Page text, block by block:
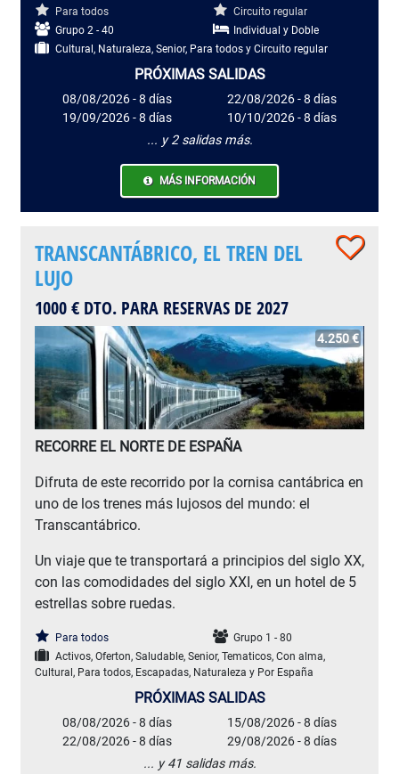
Para todos
Circuito regular
Grupo 2 - 40
Individual y Doble
Cultural, Naturaleza, Senior, Para todos y Circuito regular
PRÓXIMAS SALIDAS
08/08/2026 - 8 días
22/08/2026 - 8 días
19/09/2026 - 8 días
10/10/2026 - 8 días
... y 2 salidas más.
MÁS INFORMACIÓN
TRANSCANTÁBRICO, EL TREN DEL
LUJO
1000 € DTO. PARA RESERVAS DE 2027
4.250 €
RECORRE EL NORTE DE ESPAÑA
Difruta de este recorrido por la cornisa cantábrica en
uno de los trenes más lujosos del mundo: el
Transcantábrico.
Un viaje que te transportará a principios del siglo XX,
con las comodidades del siglo XXI, en un hotel de 5
estrellas sobre ruedas.
Para todos
Grupo 1 - 80
Activos, Oferton, Saludable, Senior, Tematicos, Con alma,
Cultural, Para todos, Escapadas, Naturaleza y Por España
PRÓXIMAS SALIDAS
08/08/2026 - 8 días
15/08/2026 - 8 días
22/08/2026 - 8 días
29/08/2026 - 8 días
... y 41 salidas más.